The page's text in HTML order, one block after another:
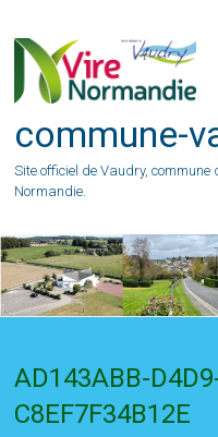
content
commune-
Site officiel de Vaudry, commune
Normandie.
AD143ABB-
C8EF7F34B12E